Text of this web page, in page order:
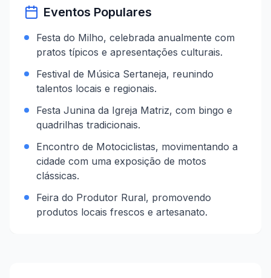
Eventos Populares
Festa do Milho, celebrada anualmente com
pratos típicos e apresentações culturais.
Festival de Música Sertaneja, reunindo
talentos locais e regionais.
Festa Junina da Igreja Matriz, com bingo e
quadrilhas tradicionais.
Encontro de Motociclistas, movimentando a
cidade com uma exposição de motos
clássicas.
Feira do Produtor Rural, promovendo
produtos locais frescos e artesanato.